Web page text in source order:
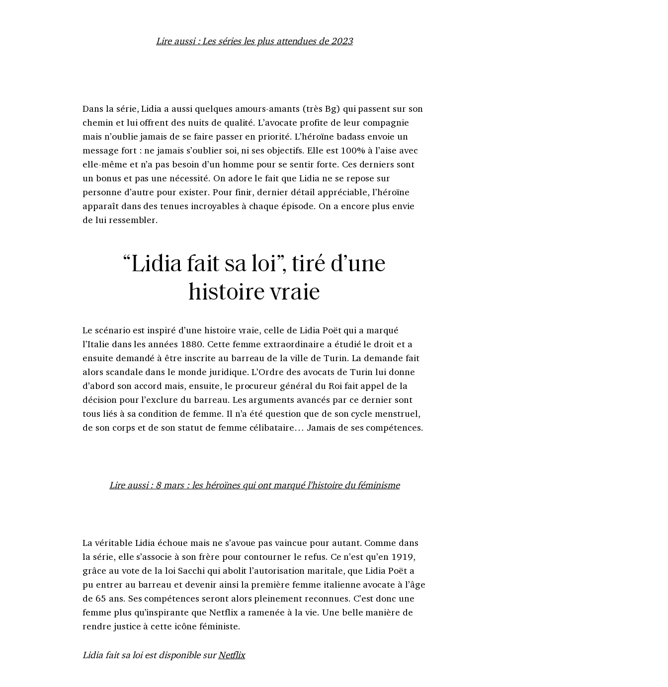
Lire aussi : Les séries les plus attendues de 2023
Dans la série, Lidia a aussi quelques amours-amants (très Bg) qui passent sur son
chemin et lui offrent des nuits de qualité. L’avocate profite de leur compagnie
mais n’oublie jamais de se faire passer en priorité. L’héroïne badass envoie un
message fort : ne jamais s’oublier soi, ni ses objectifs. Elle est 100% à l’aise avec
elle-même et n’a pas besoin d’un homme pour se sentir forte. Ces derniers sont
un bonus et pas une nécessité. On adore le fait que Lidia ne se repose sur
personne d’autre pour exister. Pour finir, dernier détail appréciable, l’héroïne
apparaît dans des tenues incroyables à chaque épisode. On a encore plus envie
de lui ressembler.
“Lidia fait sa loi”, tiré d’une
histoire vraie
Le scénario est inspiré d’une histoire vraie, celle de Lidia Poët qui a marqué
l’Italie dans les années 1880. Cette femme extraordinaire a étudié le droit et a
ensuite demandé à être inscrite au barreau de la ville de Turin. La demande fait
alors scandale dans le monde juridique. L’Ordre des avocats de Turin lui donne
d’abord son accord mais, ensuite, le procureur général du Roi fait appel de la
décision pour l’exclure du barreau. Les arguments avancés par ce dernier sont
tous liés à sa condition de femme. Il n’a été question que de son cycle menstruel,
de son corps et de son statut de femme célibataire… Jamais de ses compétences.
Lire aussi : 8 mars : les héroïnes qui ont marqué l’histoire du féminisme
La véritable Lidia échoue mais ne s’avoue pas vaincue pour autant. Comme dans
la série, elle s’associe à son frère pour contourner le refus. Ce n’est qu’en 1919,
grâce au vote de la loi Sacchi qui abolit l’autorisation maritale, que Lidia Poët a
pu entrer au barreau et devenir ainsi la première femme italienne avocate à l’âge
de 65 ans. Ses compétences seront alors pleinement reconnues. C’est donc une
femme plus qu’inspirante que Netflix a ramenée à la vie. Une belle manière de
rendre justice à cette icône féministe.
Lidia fait sa loi est disponible surNetflix